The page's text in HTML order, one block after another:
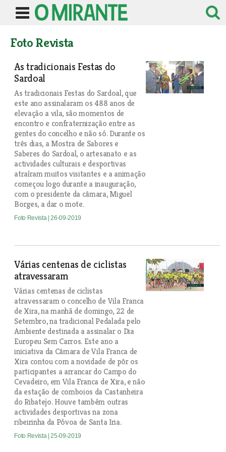
Foto Revista
As tradicionais Festas do
Sardoal
As tradicionais Festas do Sardoal, que
este ano assinalaram os 488 anos de
elevação a vila, são momentos de
encontro e confraternização entre as
gentes do concelho e não só. Durante os
três dias, a Mostra de Sabores e
Saberes do Sardoal, o artesanato e as
actividades culturais e desportivas
atraíram muitos visitantes e a animação
começou logo durante a inauguração,
com o presidente da câmara, Miguel
Borges, a dar o mote.
Foto Revista | 26-09-2019
Várias centenas de ciclistas
atravessaram
Várias centenas de ciclistas
atravessaram o concelho de Vila Franca
de Xira, na manhã de domingo, 22 de
Setembro, na tradicional Pedalada pelo
Ambiente destinada a assinalar o Dia
Europeu Sem Carros. Este ano a
iniciativa da Câmara de Vila Franca de
Xira contou com a novidade de pôr os
participantes a arrancar do Campo do
Cevadeiro, em Vila Franca de Xira, e não
da estação de comboios da Castanheira
do Ribatejo. Houve também outras
actividades desportivas na zona
ribeirinha da Póvoa de Santa Iria.
Foto Revista | 25-09-2019